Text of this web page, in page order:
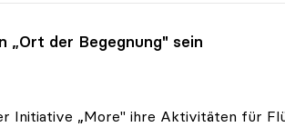
der Begegnung" sein
Initiative „More" ihre Aktivitäten für